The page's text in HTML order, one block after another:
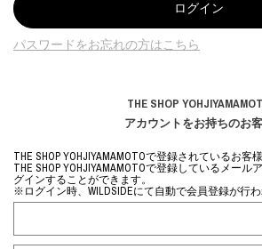
パスワードをお忘れの方はこちら
THE SHOP
アカウントをお持ちのお
THE SHOP YOHJIYAMAMOTOで登録されているお客
THE SHOP YOHJIYAMAMOTOで登録しているメー
グインすることができます。
※ログイン時、WILDSIDEにて自動で会員登録が行わ